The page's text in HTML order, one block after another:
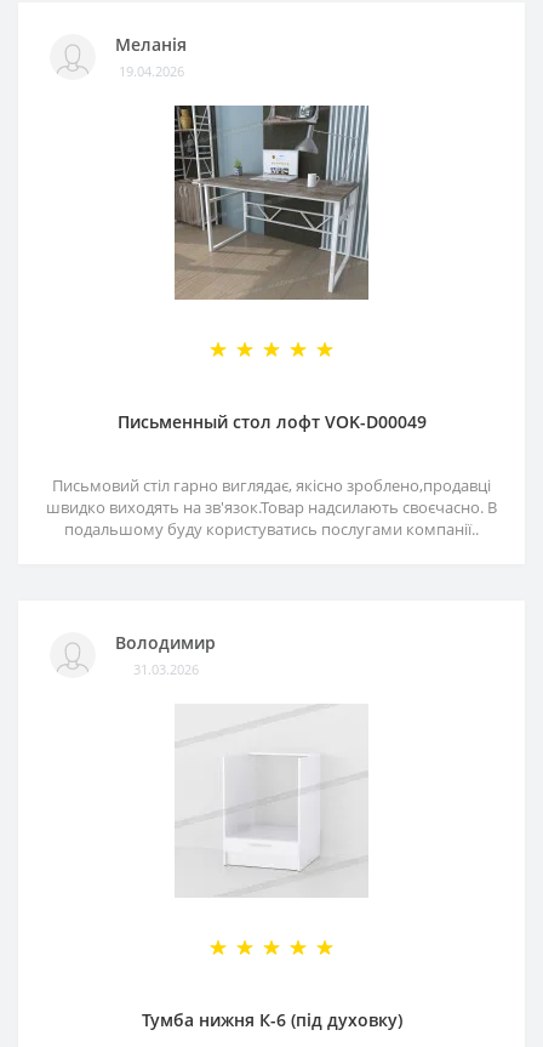
Меланія
19.04.2026
Письменный стол лофт VOK-D00049
Письмовий стіл гарно виглядає, якісно зроблено,продавці
швидко виходять на зв'язок.Товар надсилають своєчасно. В
подальшому буду користуватись послугами компанії..
Володимир
31.03.2026
Тумба нижня К-6 (під духовку)